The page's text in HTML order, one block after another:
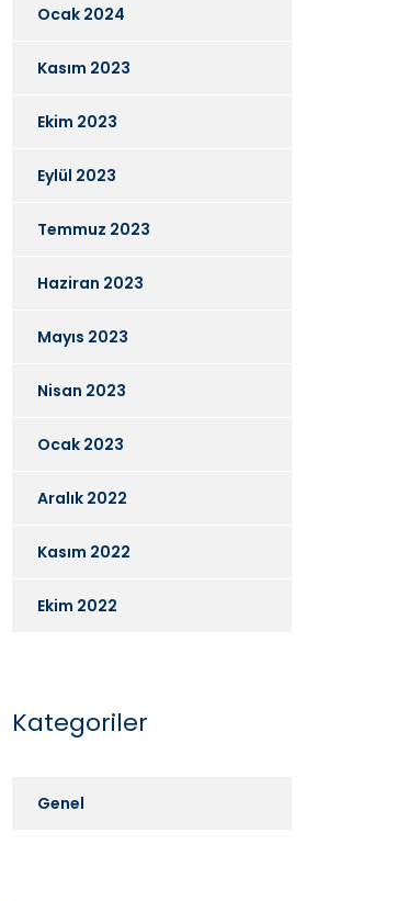
Ocak 2024
Kasım 2023
Ekim 2023
Eylül 2023
Temmuz 2023
Haziran 2023
Mayıs 2023
Nisan 2023
Ocak 2023
Aralık 2022
Kasım 2022
Ekim 2022
Kategoriler
Genel